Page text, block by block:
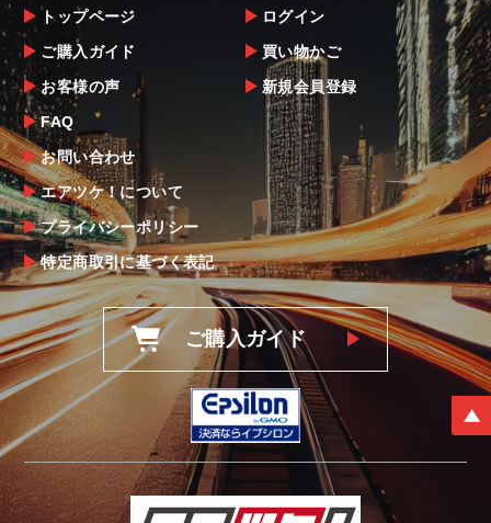
確認下さい。
当社ならびにメーカーでは販売する商品に万
全を期すよう尽力しておりますが、
万一、商品に不具合があった場合は商品出荷
後5日以内にご連絡をお願いします。
なお、塗装・加工・装着後の交換や返品は、
理由を問わず一切お受けできません。
商品の不具合や状況は写真等をお願いする場
合もございますので、ご協力をお願いしま
す。
明らかに当社またはメーカーに瑕疵が認めら
れる場合（商品誤発送・初期不良・運送破損
等）につきましては、
当社よりメーカー・運送会社へ状況報告・確
認の上、同等品・代替品への交換対応の手配
をさせて頂きます。
尚、やむを得ず同等品・代替品をご用意出来
ない場合はご返金とさせて頂きます。
トップページ
ご購入ガイド
お客様の声
FAQ
お問い合わせ
エアツケ！について
プライバシーポリシー
特定商取引に基づく表記
ログイン
買い物かご
新規会員登録
ご購入ガイド